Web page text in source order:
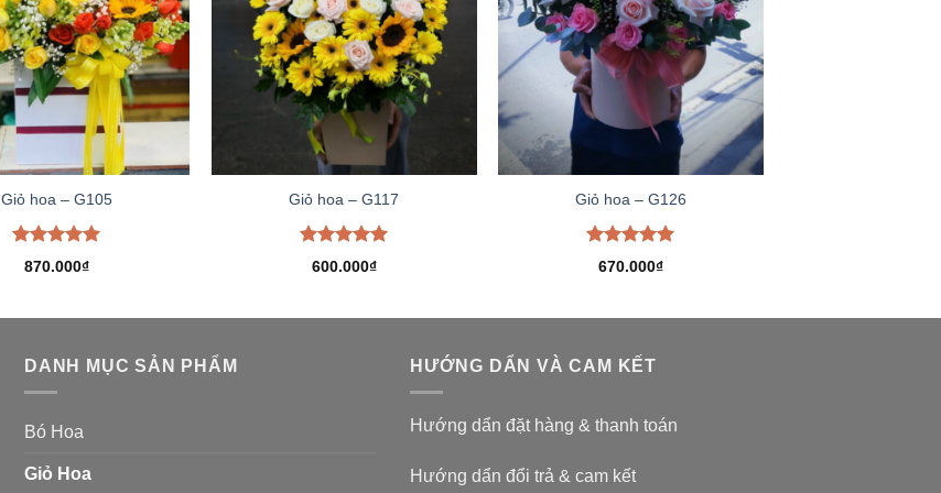
Giỏ hoa – G105
Được xếp
hạng5.00
870.000₫
Giỏ hoa – G117
Được xếp
hạng5.00
600.000₫
Giỏ hoa – G126
Được xếp
hạng5.00
670.000₫
DANH MỤC SẢN PHẨM
Bó Hoa
Giỏ Hoa
HƯỚNG DẨN VÀ CAM KẾT
Hướng dẩn đặt hàng & thanh toán
Hướng dẩn đổi trả & cam kết